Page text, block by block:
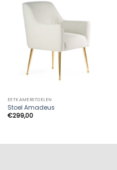
EETKAMERSTOELEN
Stoel Amadeus
€299,00